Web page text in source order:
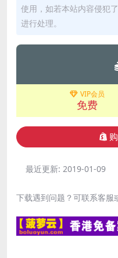
使用，如若本站内容侵犯
进行处理。
VIP会员
免费
最近更新: 2019-01-09
下载遇到问题？可联系客服